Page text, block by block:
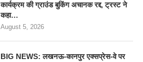
कार्यक्रम की ग्राउंड बुकिंग अचानक रद्द, ट्रस्ट ने
कहा…
August 5, 2026
BIG NEWS: लखनऊ-कानपुर एक्सप्रेस-वे पर